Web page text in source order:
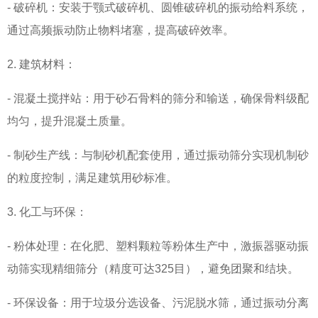
- 破碎机：安装于颚式破碎机、圆锥破碎机的振动给料系统，
通过高频振动防止物料堵塞，提高破碎效率。
2. 建筑材料：
- 混凝土搅拌站：用于砂石骨料的筛分和输送，确保骨料级配
均匀，提升混凝土质量。
- 制砂生产线：与制砂机配套使用，通过振动筛分实现机制砂
的粒度控制，满足建筑用砂标准。
3. 化工与环保：
- 粉体处理：在化肥、塑料颗粒等粉体生产中，激振器驱动振
动筛实现精细筛分（精度可达325目），避免团聚和结块。
- 环保设备：用于垃圾分选设备、污泥脱水筛，通过振动分离